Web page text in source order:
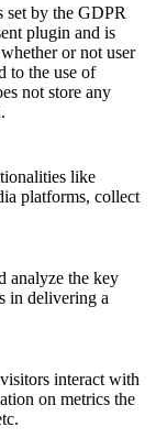
set by the GDPR
plugin and is
or not user
to the use of
not store any
like
platforms, collect
analyze the key
in delivering a
interact with
on metrics the